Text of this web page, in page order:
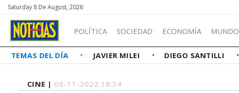
Saturday 8 De August, 2026
POLÍTICA SOCIEDAD ECONOMÍA MUNDO
TEMAS DEL DÍA JAVIER MILEI DIEGO SANTILLI
CINE | 08-11-2022 18:34